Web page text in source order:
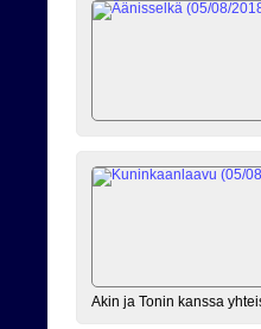
Akin ja Tonin kanssa